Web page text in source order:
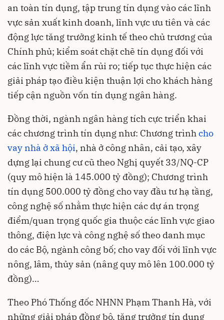
an toàn tín dụng, tập trung tín dụng vào các lĩnh
vực sản xuất kinh doanh, lĩnh vực ưu tiên và các
động lực tăng trưởng kinh tế theo chủ trương của
Chính phủ; kiểm soát chặt chẽ tín dụng đối với
các lĩnh vực tiềm ẩn rủi ro; tiếp tục thực hiện các
giải pháp tạo điều kiện thuận lợi cho khách hàng
tiếp cận nguồn vốn tín dụng ngân hàng.
Đồng thời, ngành ngân hàng tích cực triển khai
các chương trình tín dụng như: Chương trìnhcho
vay nhà ở xã hội, nhà ở công nhân, cải tạo, xây
dựng lại chung cư cũ theo Nghị quyết 33/NQ-CP
(quy mô hiện là 145.000 tỷ đồng); Chương trình
tín dụng 500.000 tỷ đồng cho vay đầu tư hạ tầng,
công nghệ số nhằm thực hiện các dự án trọng
điểm/quan trọng quốc gia thuộc các lĩnh vực giao
thông, điện lực và công nghệ số theo danh mục
do các Bộ, ngành công bố; cho vay đối với lĩnh vực
nông, lâm, thủy sản (nâng quy mô lên 100.000 tỷ
đồng)…
Theo Phó Thống đốc NHNN Phạm Thanh Hà, với
những giải pháp đồng bộ, tăng trưởng tín dụng